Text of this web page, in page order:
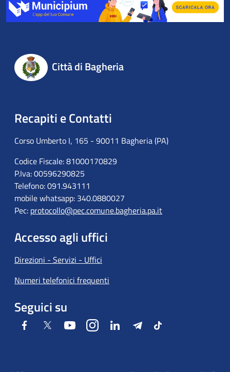
Città di Bagheria
Recapiti e Contatti
Corso Umberto I, 165 - 90011 Bagheria (PA)
Codice Fiscale: 81000170829
P.Iva: 00596290825
Telefono: 091.943111
mobile whatsapp: 340.0880027
Pec: protocollo@pec.comune.bagheria.pa.it
Accesso agli uffici
Direzioni - Servizi - Uffici
Numeri telefonici frequenti
Seguici su
Facebook Twitter YoutubeInstagramLinkedIn TelegramTiktok